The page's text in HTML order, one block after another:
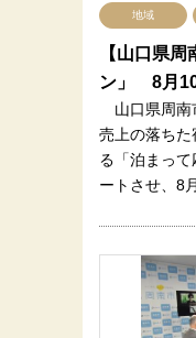
地域
【山口県
ン」 8月
山口県周南
売上の落ち
る「泊まっ
ートさせ、8月